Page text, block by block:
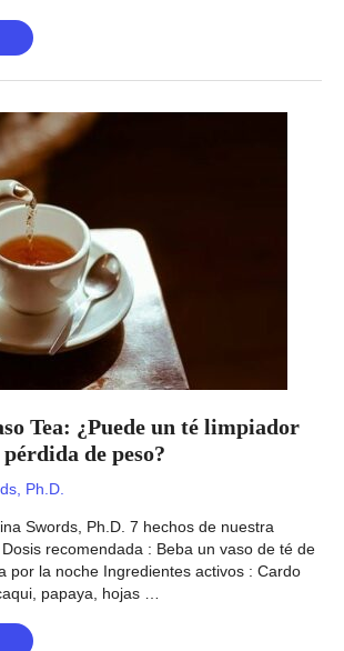
Tea: ¿Puede un té limpiador
de peso?
Ph.D.
Swords, Ph.D. 7 hechos de nuestra
recomendada : Beba un vaso de té de
por la noche Ingredientes activos : Cardo
papaya, hojas …